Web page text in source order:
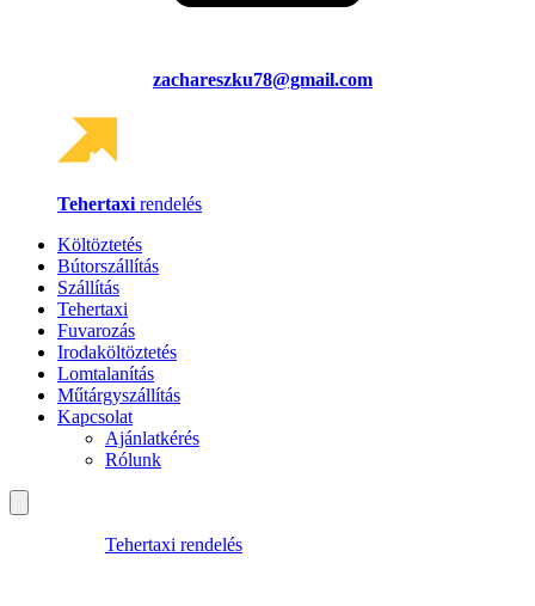
zachareszku78@gmail.com
Tehertaxi rendelés
Költöztetés
Bútorszállítás
Szállítás
Tehertaxi
Fuvarozás
Irodaköltöztetés
Lomtalanítás
Műtárgyszállítás
Kapcsolat
Ajánlatkérés
Rólunk
Tehertaxi rendelés